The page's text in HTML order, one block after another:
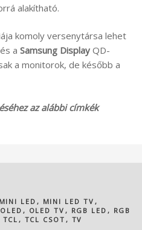
alakítható.
komoly versenytársa lehet
a Samsung Display QD-
a monitorok, de később a
az alábbi címkék
MINI LED , MINI LED TV ,
, OLED TV , RGB LED , RGB
TCL , TCL CSOT , TV